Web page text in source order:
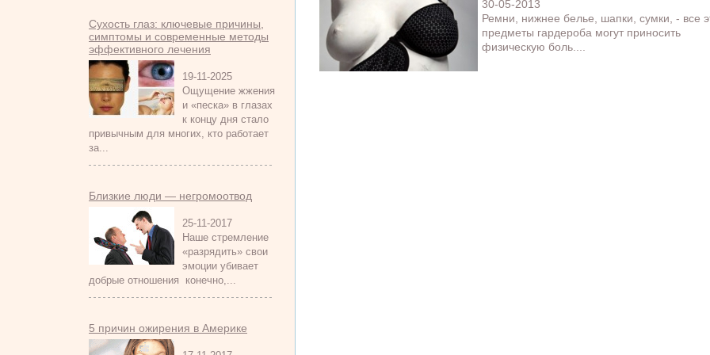
Сухость глаз: ключевые причины,
симптомы и современные методы
эффективного лечения
19-11-2025
Ощущение жжения
и «песка» в глазах
к концу дня стало
привычным для многих, кто работает
за...
Близкие люди — негромоотвод
25-11-2017
Наше стремление
«разрядить» свои
эмоции убивает
добрые отношения конечно,...
5 причин ожирения в Америке
30-05-2013
Ремни, нижнее белье, шапки, сумки, - все
предметы гардероба могут приносить
физическую боль....